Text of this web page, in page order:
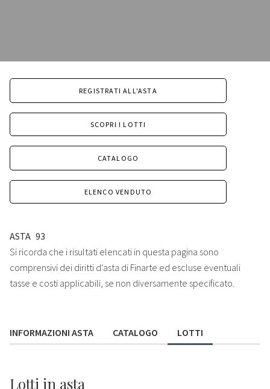
REGISTRATI ALL'ASTA
SCOPRI I LOTTI
CATALOGO
ELENCO VENDUTO
ASTA 93
Si ricorda che i risultati elencati in questa pagina sono
comprensivi dei diritti d'asta di Finarte ed escluse eventuali
tasse e costi applicabili, se non diversamente specificato.
INFORMAZIONI ASTA CATALOGO LOTTI
Lotti in asta